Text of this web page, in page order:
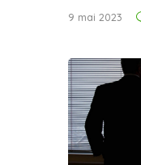
9 mai 2023